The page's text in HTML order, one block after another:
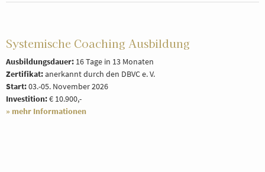
Systemische Coaching Ausbildung
Ausbildungsdauer: 16 Tage in 13 Monaten
Zertifikat:anerkannt durch den DBVC e. V.
Start:03.-05. November 2026
Investition:€ 10.900,-
» mehr Informationen